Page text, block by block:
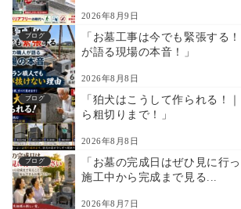
2026年8月9日
ブログ
「お墓工事は今でも緊張する
が語る現場の本音！」
2026年8月8日
ブログ
「狛犬はこうして作られる！
ら粗切りまで！」
2026年8月8日
ブログ
「お墓の完成日はぜひ見に行
施工中から完成まで見る...
2026年8月7日